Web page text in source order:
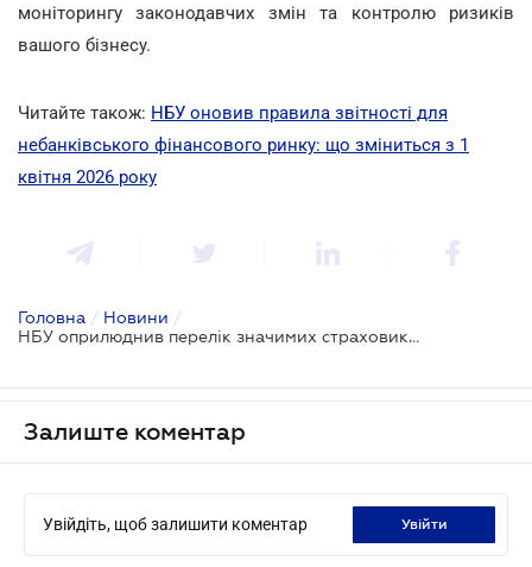
моніторингу законодавчих змін та контролю ризиків
вашого бізнесу.
Читайте також: НБУ оновив правила звітності для
небанківського фінансового ринку: що зміниться з 1
квітня 2026 року
Головна / Новини /
НБУ оприлюднив перелік значимих страховиків: лідерів ринку чекає посилений контроль
Залиште коментар
Увійдіть, щоб залишити коментар увійти